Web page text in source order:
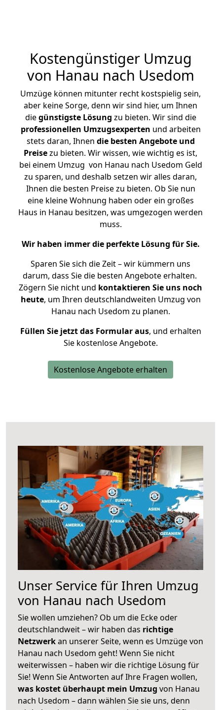
Kostengünstiger Umzug
von Hanau nach Usedom
Umzüge können mitunter recht kostspielig sein,
aber keine Sorge, denn wir sind hier, um Ihnen
diegünstigste Lösung zu bieten. Wir sind die
professionellen Umzugsexperten und arbeiten
stets daran, Ihnen die besten Angebote und
Preisezu bieten. Wir wissen, wie wichtig es ist,
bei einem Umzug von Hanau nach Usedom Geld
zu sparen, und deshalb setzen wir alles daran,
Ihnen die besten Preise zu bieten. Ob Sie nun
eine kleine Wohnung haben oder ein großes
Haus in Hanau besitzen, was umgezogen werden
muss.
Wir haben immer die perfekte Lösung für Sie.
Sparen Sie sich die Zeit – wir kümmern uns
darum, dass Sie die besten Angebote erhalten.
Zögern Sie nicht und kontaktieren Sie uns noch
heute, um Ihren deutschlandweiten Umzug von
Hanau nach Usedom zu planen.
Füllen Sie jetzt das Formular aus, und erhalten
Sie kostenlose Angebote.
Kostenlose Angebote erhalten
Unser Service für Ihren Umzug
von Hanau nach Usedom
Sie wollen umziehen? Ob um die Ecke oder
deutschlandweit – wir haben das richtige
Netzwerkan unserer Seite, wenn es Umzüge von
Hanau nach Usedom geht! Wenn Sie nicht
weiterwissen – haben wir die richtige Lösung für
Sie! Wenn Sie Antworten auf Ihre Fragen wollen,
was kostet überhaupt mein Umzug von Hanau
nach Usedom – dann wählen Sie sie uns, denn